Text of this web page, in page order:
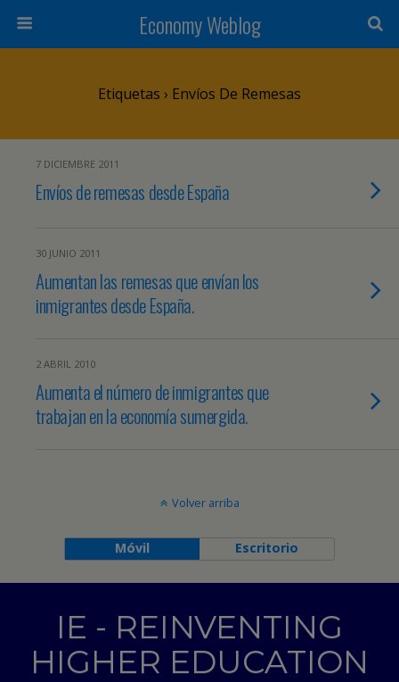
Economy Weblog
Etiquetas › Envíos De Remesas
7 DICIEMBRE 2011
Envíos de remesas desde España
30 JUNIO 2011
Aumentan las remesas que envían los
inmigrantes desde España.
2 ABRIL 2010
Aumenta el número de inmigrantes que
trabajan en la economía sumergida.
Volver arriba
Móvil Escritorio
IE - REINVENTING
HIGHER EDUCATION